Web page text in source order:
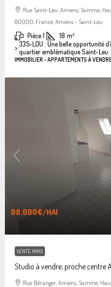
Rue Saint-Leu, Amiens, Somme,
80000, France, Amiens - Saint-Leu
Pièce:1 18 m²
>:335-LOU : Une belle opportunité
quartier emblématique Saint-Leu.
IMMOBILIER - APPARTEMENTS À
98.000€/HAI
VENTE IMMO
Studio à vendre, proche centre
Rue Béranger, Amiens, Somme,